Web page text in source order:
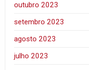
outubro 2023
setembro 2023
agosto 2023
julho 2023